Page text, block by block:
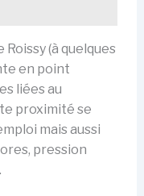
(à quelques
en point
liées au
proximité se
mais aussi
pression